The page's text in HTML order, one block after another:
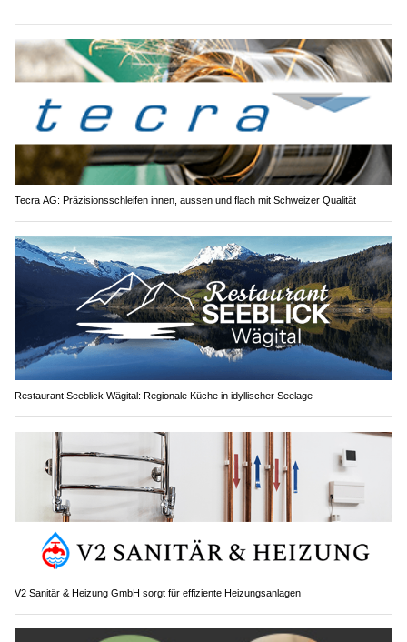
Tecra AG: Präzisionsschleifen innen, aussen und flach mit Schweizer Qualität
Restaurant Seeblick Wägital: Regionale Küche in idyllischer Seelage
V2 Sanitär & Heizung GmbH sorgt für effiziente Heizungsanlagen